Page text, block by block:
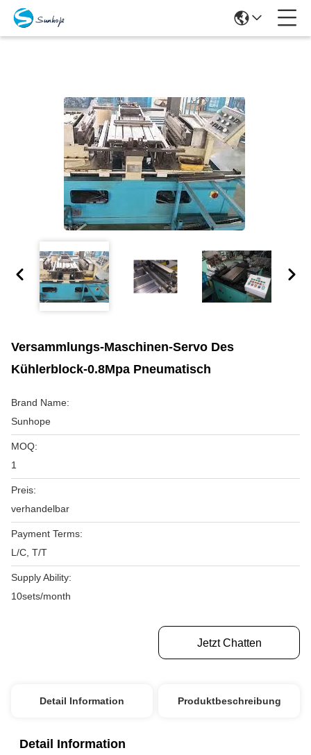
Versammlungs-Maschinen-Servo Des
Kühlerblock-0.8Mpa Pneumatisch
Brand Name:
Sunhope
MOQ:
1
Preis:
verhandelbar
Payment Terms:
L/C, T/T
Supply Ability:
10sets/month
Jetzt Chatten
Detail Information Produktbeschreibung
Detail Information